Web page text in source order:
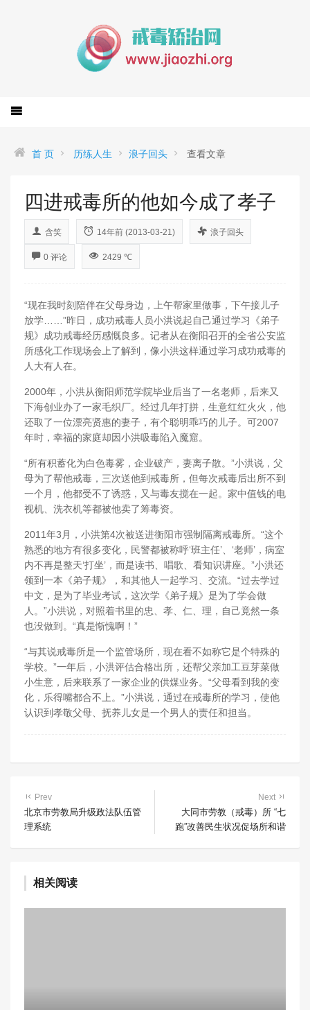
首 页 历练人生 浪子回头 查看文章
四进戒毒所的他如今成了孝子
含笑 14年前 (2013-03-21) 浪子回头
0 评论 2429 ℃
“现在我时刻陪伴在父母身边，上午帮家里做事，下午接儿子
放学……”昨日，成功戒毒人员小洪说起自己通过学习《弟子
规》成功戒毒经历感慨良多。记者从在衡阳召开的全省公安监
所感化工作现场会上了解到，像小洪这样通过学习成功戒毒的
人大有人在。
2000年，小洪从衡阳师范学院毕业后当了一名老师，后来又
下海创业办了一家毛织厂。经过几年打拼，生意红红火火，他
还取了一位漂亮贤惠的妻子，有个聪明乖巧的儿子。可2007
年时，幸福的家庭却因小洪吸毒陷入魔窟。
“所有积蓄化为白色毒雾，企业破产，妻离子散。”小洪说，父
母为了帮他戒毒，三次送他到戒毒所，但每次戒毒后出所不到
一个月，他都受不了诱惑，又与毒友搅在一起。家中值钱的电
视机、洗衣机等都被他卖了筹毒资。
2011年3月，小洪第4次被送进衡阳市强制隔离戒毒所。“这个
熟悉的地方有很多变化，民警都被称呼‘班主任’、‘老师’，病室
内不再是整天‘打坐’，而是读书、唱歌、看知识讲座。”小洪还
领到一本《弟子规》，和其他人一起学习、交流。“过去学过
中文，是为了毕业考试，这次学《弟子规》是为了学会做
人。”小洪说，对照着书里的忠、孝、仁、理，自己竟然一条
也没做到。“真是惭愧啊！”
“与其说戒毒所是一个监管场所，现在看不如称它是个特殊的
学校。”一年后，小洪评估合格出所，还帮父亲加工豆芽菜做
小生意，后来联系了一家企业的供煤业务。“父母看到我的变
化，乐得嘴都合不上。”小洪说，通过在戒毒所的学习，使他
认识到孝敬父母、抚养儿女是一个男人的责任和担当。
Prev
北京市劳教局升级政法队伍管
理系统
Next
大同市劳教（戒毒）所 “七
跑”改善民生状况促场所和谐
相关阅读